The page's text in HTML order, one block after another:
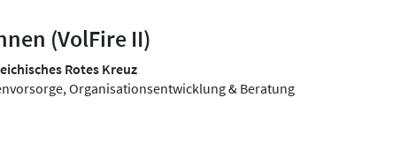
(VolFire II)
Rotes Kreuz
Organisationsentwicklung & Beratung